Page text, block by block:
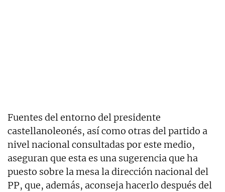
Fuentes del entorno del presidente
castellanoleonés, así como otras del partido a
nivel nacional consultadas por este medio,
aseguran que esta es una sugerencia que ha
puesto sobre la mesa la dirección nacional del
PP, que, además, aconseja hacerlo después del